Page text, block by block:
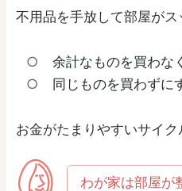
不用品を手放して部屋がス
余計なものを買わな
同じものを買わずに
お金がたまりやすいサイク
わが家は部屋が